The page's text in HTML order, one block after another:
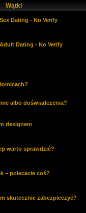
Wątki
Dating - No Verify
Dating - No Verify
albo doświadczenia?
designem
warto sprawdzić?
– polecacie coś?
skutecznie zabezpieczyć?